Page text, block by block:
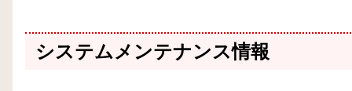
システムメンテナンス情報